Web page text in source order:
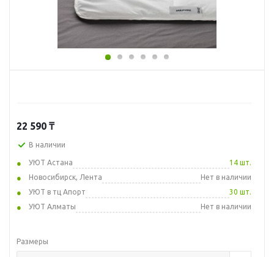
22 590 ₸
В наличии
УЮТ Астана
14 шт.
Новосибирск, Лента
Нет в наличии
УЮТ в тц Апорт
30 шт.
УЮТ Алматы
Нет в наличии
Размеры